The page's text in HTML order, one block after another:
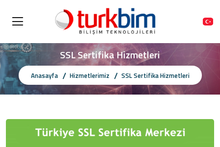
SSL Sertifika Hizmetleri
Anasayfa Hizmetlerimiz SSL Sertifika Hizmetleri